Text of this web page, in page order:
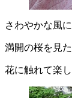
さわやかな風
満開の桜を見
花に触れて楽し